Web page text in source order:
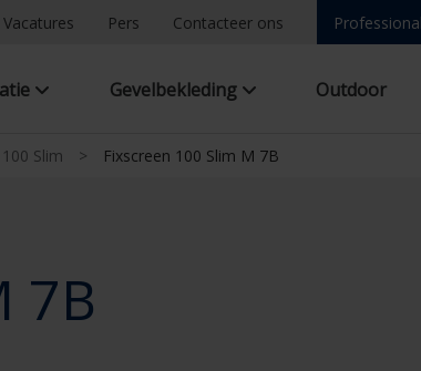
Vacatures Pers Contacteer ons
Gevelbekleding Outdoor
Slim > Fixscreen 100 Slim M 7B
7B